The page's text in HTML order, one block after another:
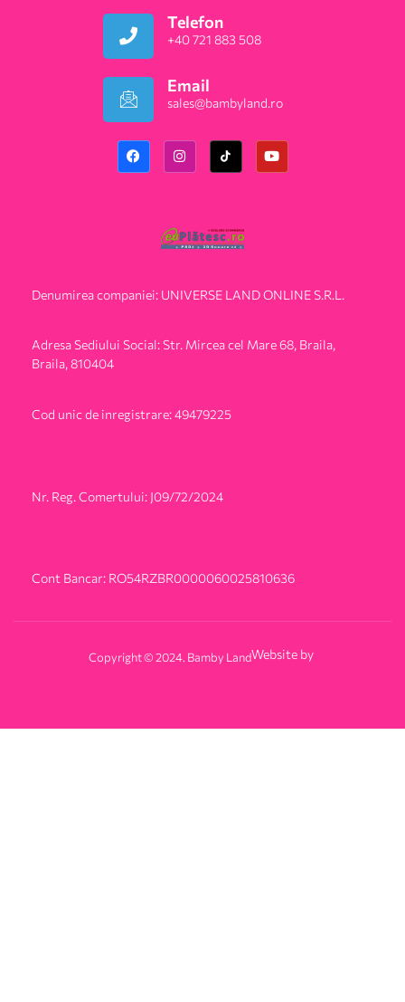
Telefon
+40 721 883 508
Email
sales@bambyland.ro​
Denumirea companiei: UNIVERSE LAND ONLINE S.R.L.
Adresa Sediului Social: Str. Mircea cel Mare 68, Braila,
Braila, 810404
Cod unic de inregistrare: 49479225
Nr. Reg. Comertului: J09/72/2024
Cont Bancar: RO54RZBR0000060025810636
Copyright © 2024. Bamby LandWebsite by